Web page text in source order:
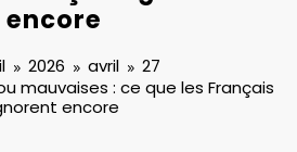
encore
2026 avril
27
mauvaises : ce que les Français
encore